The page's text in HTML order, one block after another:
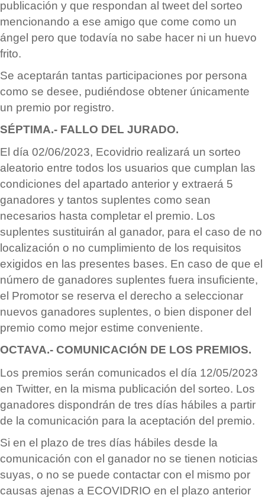
publicación y que respondan al tweet del sorteo
mencionando a ese amigo que come como un
ángel pero que todavía no sabe hacer ni un huevo
frito.
Se aceptarán tantas participaciones por persona
como se desee, pudiéndose obtener únicamente
un premio por registro.
SÉPTIMA.- FALLO DEL JURADO.
El día 02/06/2023, Ecovidrio realizará un sorteo
aleatorio entre todos los usuarios que cumplan las
condiciones del apartado anterior y extraerá 5
ganadores y tantos suplentes como sean
necesarios hasta completar el premio. Los
suplentes sustituirán al ganador, para el caso de no
localización o no cumplimiento de los requisitos
exigidos en las presentes bases. En caso de que el
número de ganadores suplentes fuera insuficiente,
el Promotor se reserva el derecho a seleccionar
nuevos ganadores suplentes, o bien disponer del
premio como mejor estime conveniente.
OCTAVA.- COMUNICACIÓN DE LOS PREMIOS.
Los premios serán comunicados el día 12/05/2023
en Twitter, en la misma publicación del sorteo. Los
ganadores dispondrán de tres días hábiles a partir
de la comunicación para la aceptación del premio.
Si en el plazo de tres días hábiles desde la
comunicación con el ganador no se tienen noticias
suyas, o no se puede contactar con el mismo por
causas ajenas a ECOVIDRIO en el plazo anterior